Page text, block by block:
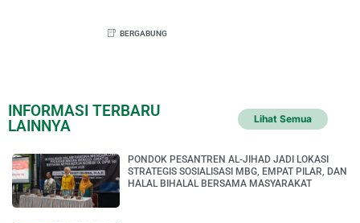
BERGABUNG
INFORMASI TERBARU
LAINNYA
Lihat Semua
PONDOK PESANTREN AL-JIHAD JADI LOKASI
STRATEGIS SOSIALISASI MBG, EMPAT PILAR, DAN
HALAL BIHALAL BERSAMA MASYARAKAT